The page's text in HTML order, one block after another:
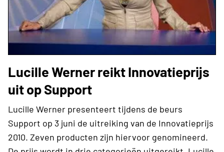
Lucille Werner reikt Innovatieprijs
uit op Support
Lucille Werner presenteert tijdens de beurs
Support op 3 juni de uitreiking van de Innovatieprijs
2010. Zeven producten zijn hiervoor genomineerd.